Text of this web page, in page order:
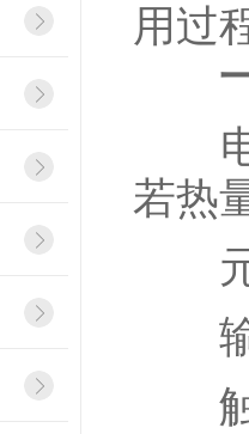
用过
电
若热
元
输
触